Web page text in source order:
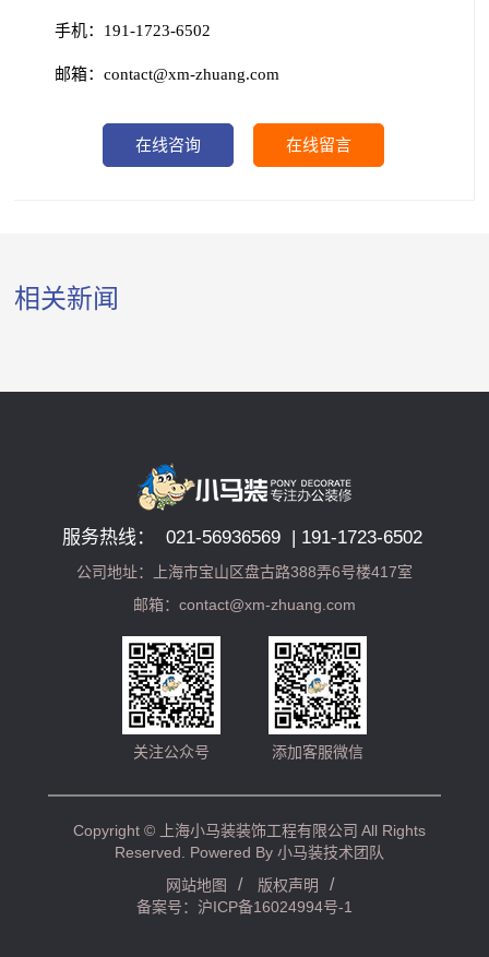
手机：191-1723-6502
邮箱：contact@xm-zhuang.com
在线咨询 在线留言
相关新闻
服务热线： 021-56936569 | 191-1723-6502
公司地址：上海市宝山区盘古路388弄6号楼417室
邮箱：contact@xm-zhuang.com
关注公众号 添加客服微信
Copyright © 上海小马装装饰工程有限公司 All Rights
Reserved. Powered By小马装技术团队
网站地图
/ 版权声明 /
备案号：沪ICP备16024994号-1